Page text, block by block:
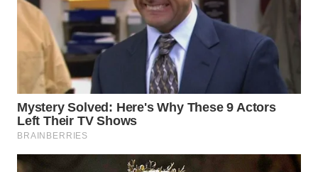
WAHANA
TRAVEL
WAHANA
WAHANANEWS
ID